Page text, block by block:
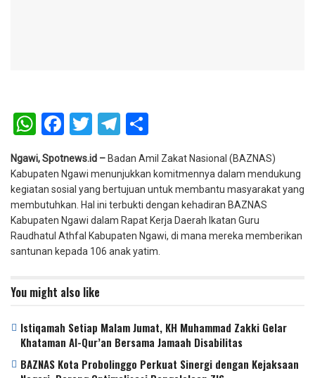
WhatsApp
Facebook
TwitterTelegram
Ngawi, Spotnews.id – Badan Amil Zakat Nasional (BAZNAS)
Kabupaten Ngawi menunjukkan komitmennya dalam mendukung
kegiatan sosial yang bertujuan untuk membantu masyarakat yang
membutuhkan. Hal ini terbukti dengan kehadiran BAZNAS
Kabupaten Ngawi dalam Rapat Kerja Daerah Ikatan Guru
Raudhatul Athfal Kabupaten Ngawi, di mana mereka memberikan
santunan kepada 106 anak yatim.
You might also like
Istiqamah Setiap Malam Jumat, KH Muhammad Zakki Gelar
Khataman Al-Qur’an Bersama Jamaah Disabilitas
BAZNAS Kota Probolinggo Perkuat Sinergi dengan Kejaksaan